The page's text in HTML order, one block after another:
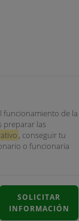
funcionamiento de la
preparar las
, conseguir tu
o funcionaria
SOLICITAR
INFORMACIÓN